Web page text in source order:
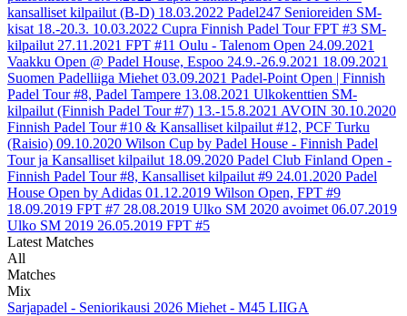
kansalliset kilpailut (B-D) 18.03.2022 Padel247 Senioreiden SM-
kisat 18.-20.3. 10.03.2022 Cupra Finnish Padel Tour FPT #3 SM-
kilpailut 27.11.2021 FPT #11 Oulu - Talenom Open 24.09.2021
Vaakku Open @ Padel House, Espoo 24.9.-26.9.2021 18.09.2021
Suomen Padelliiga Miehet 03.09.2021 Padel-Point Open | Finnish
Padel Tour #8, Padel Tampere 13.08.2021 Ulkokenttien SM-
kilpailut (Finnish Padel Tour #7) 13.-15.8.2021 AVOIN 30.10.2020
Finnish Padel Tour #10 & Kansalliset kilpailut #12, PCF Turku
(Raisio) 09.10.2020 Wilson Cup by Padel House - Finnish Padel
Tour ja Kansalliset kilpailut 18.09.2020 Padel Club Finland Open -
Finnish Padel Tour #8, Kansalliset kilpailut #9 24.01.2020 Padel
House Open by Adidas 01.12.2019 Wilson Open, FPT #9
18.09.2019 FPT #7 28.08.2019 Ulko SM 2020 avoimet 06.07.2019
Ulko SM 2019 26.05.2019 FPT #5
Latest Matches
All
Matches
Mix
Sarjapadel - Seniorikausi 2026 Miehet - M45 LIIGA